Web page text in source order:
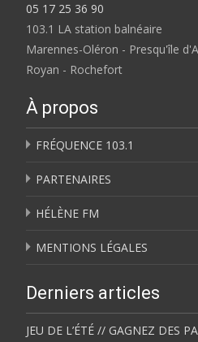
05 17 25 36 90
103.1 LA station balnéaire
Marennes-Oléron - Presqu'île
Royan - Rochefort
À propos
FRÉQUENCE 103.1
PARTENAIRES
HÉLÈNE FM
MENTIONS LÉGALES
Derniers articles
JEU DE L’ÉTÉ // GAGNEZ DES